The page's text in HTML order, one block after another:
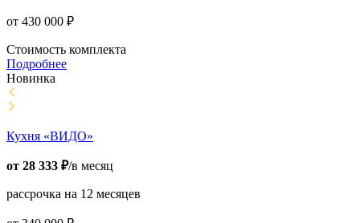
от 430 000 ₽
Стоимость комплекта
Подробнее
Новинка
Кухня «ВИДО»
от 28 333 ₽/в месяц
рассрочка на 12 месяцев